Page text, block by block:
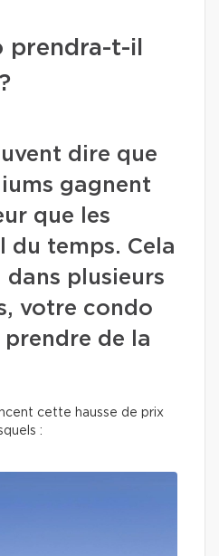
prendra-t-il
dire que
gagnent
que les
du temps. Cela
plusieurs
votre condo
de la
cette hausse de prix
: